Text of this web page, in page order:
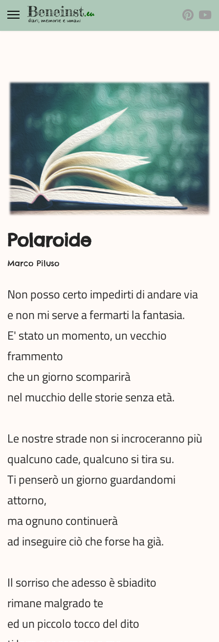
Polaroide
Marco Piluso
Non posso certo impedirti di andare via
e non mi serve a fermarti la fantasia.
E' stato un momento, un vecchio
frammento
che un giorno scomparirà
nel mucchio delle storie senza età.
Le nostre strade non si incroceranno più
qualcuno cade, qualcuno si tira su.
Ti penserò un giorno guardandomi
attorno,
ma ognuno continuerà
ad inseguire ciò che forse ha già.
Il sorriso che adesso è sbiadito
rimane malgrado te
ed un piccolo tocco del dito